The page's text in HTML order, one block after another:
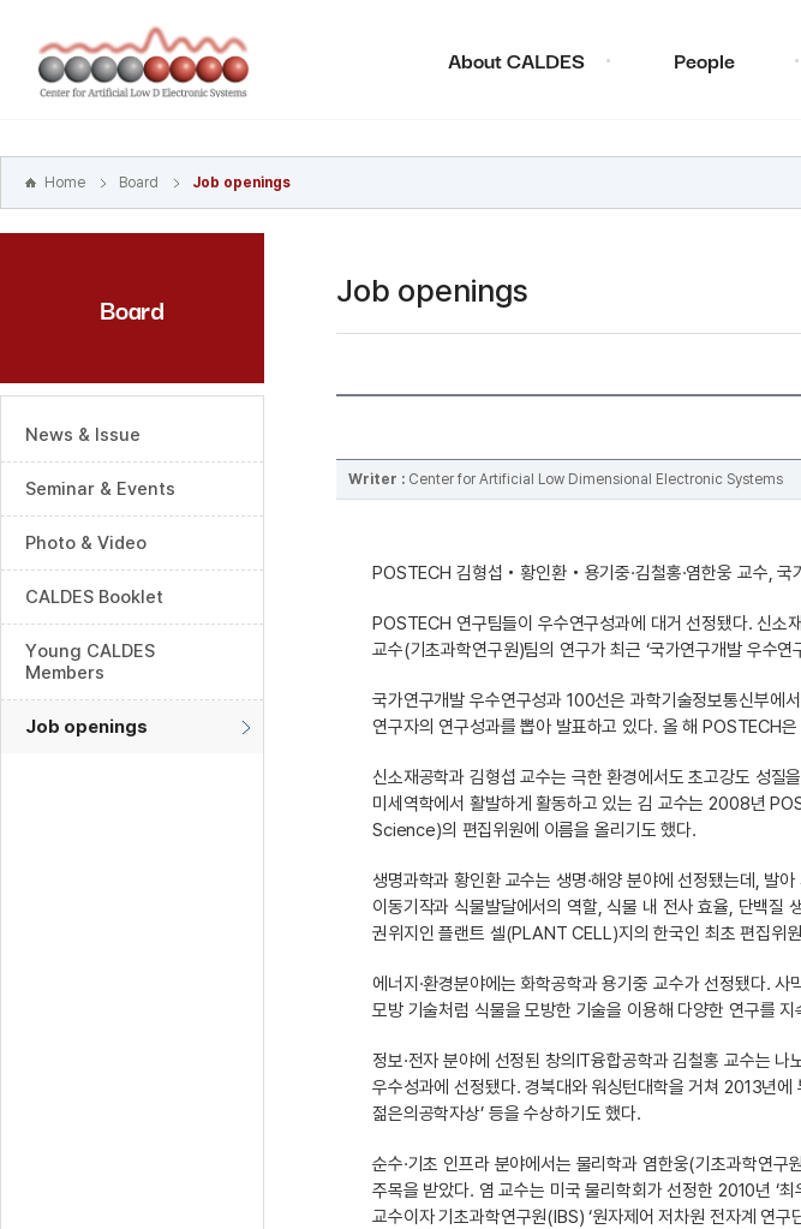
바로가기
주메뉴
바로가기
About CALDES People
Home Board Job openings
Board
News & Issue
Seminar & Events
Photo & Video
CALDES Booklet
Young CALDES
Members
Job openings
Job openings
Writer : Center for Artificial Low Dimensional Electronic Systems
POSTECH 김형섭‧황인환‧용기중·김철홍·염한웅 교수, 국
POSTECH 연구팀들이 우수연구성과에 대거 선정됐다. 신소
교수(기초과학연구원)팀의 연구가 최근 ‘국가연구개발 우수연
국가연구개발 우수연구성과 100선은 과학기술정보통신부에
연구자의 연구성과를 뽑아 발표하고 있다. 올 해 POSTECH
신소재공학과 김형섭 교수는 극한 환경에서도 초고강도 성질
미세역학에서 활발하게 활동하고 있는 김 교수는 2008년
Science)의 편집위원에 이름을 올리기도 했다.
생명과학과 황인환 교수는 생명·해양 분야에 선정됐는데, 발
이동기작과 식물발달에서의 역할, 식물 내 전사 효율, 단백
권위지인 플랜트 셀(PLANT CELL)지의 한국인 최초 편집위
에너지·환경분야에는 화학공학과 용기중 교수가 선정됐다.
모방 기술처럼 식물을 모방한 기술을 이용해 다양한 연구를
정보·전자 분야에 선정된 창의IT융합공학과 김철홍 교수는
우수성과에 선정됐다. 경북대와 워싱턴대학을 거쳐 2013년
젊은의공학자상’ 등을 수상하기도 했다.
순수·기초 인프라 분야에서는 물리학과 염한웅(기초과학연구
주목을 받았다. 염 교수는 미국 물리학회가 선정한 2010년
교수이자 기초과학연구원(IBS) ‘원자제어 저차원 전자계 연구